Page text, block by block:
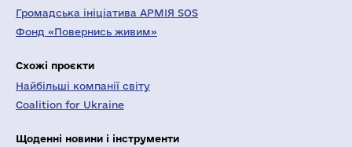
Громадська ініціатива АРМІЯ SOS
Фонд «Повернись живим»
Схожі проєкти
Найбільші компанії світу
Coalition for Ukraine
Щоденні новини і інструменти